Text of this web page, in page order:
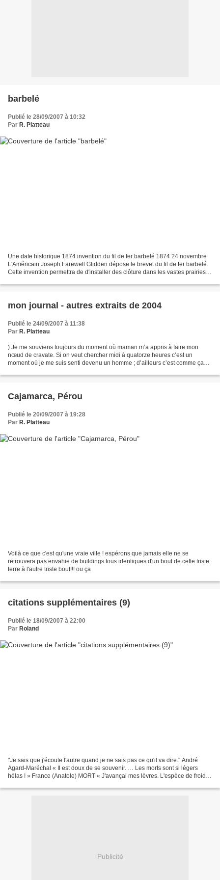
barbelé
Publié le 28/09/2007 à 10:32
Par R. Platteau
Une date historique 1874 invention du fil de fer barbelé 1874 24 novembre
L'Américain Joseph Farewell Glidden dépose le brevet du fil de fer barbelé.
Cette invention permettra de d'installer des clôture dans les vastes prairies
mon journal - autres extraits de 2004
Publié le 24/09/2007 à 11:38
Par R. Platteau
) Je me souviens toujours du moment où maman m’a appris à faire mon
nœud de cravate. Si on veut chercher midi à quatorze heures c’est un
moment où je me suis senti devenu un homme ; d’ailleurs c’est comme ça
Cajamarca, Pérou
Publié le 20/09/2007 à 19:28
Par R. Platteau
Voilà ce que c'est qu'une vraie ville ! espérons que jamais elle ne se
retrouvera pas envahie de buildings tous identiques d'un bout de cette triste
terre à l'autre triste bout!!! ou ça
citations supplémentaires (9)
Publié le 18/09/2007 à 22:00
Par Roland
"Je sais que j'écoute l'autre quand je ne sais pas ce qu'il va dire." André
Agard-Maréchal « Il est doux de se souvenir. … Les morts sont si légers
hélas ! » France (Anatole) MORT « J'avançai mes lèvres. L'espèce de froid
Publicité